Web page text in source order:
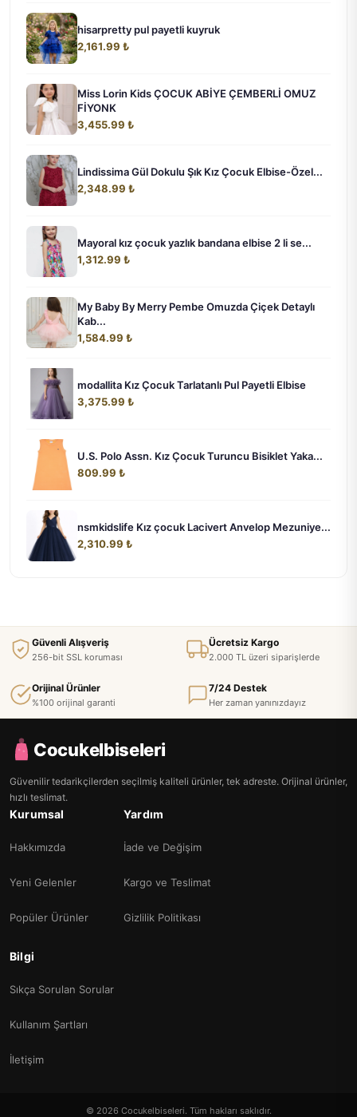
hisarpretty pul payetli kuyruk
2,161.99 ₺
Miss Lorin Kids ÇOCUK ABİYE ÇEMBERLİ OMUZ
FİYONK
3,455.99 ₺
Lindissima Gül Dokulu Şık Kız Çocuk Elbise-Özel...
2,348.99 ₺
Mayoral kız çocuk yazlık bandana elbise 2 li se...
1,312.99 ₺
My Baby By Merry Pembe Omuzda Çiçek Detaylı
Kab...
1,584.99 ₺
modallita Kız Çocuk Tarlatanlı Pul Payetli Elbise
3,375.99 ₺
U.S. Polo Assn. Kız Çocuk Turuncu Bisiklet Yaka...
809.99 ₺
nsmkidslife Kız çocuk Lacivert Anvelop Mezuniye...
2,310.99 ₺
Güvenli Alışveriş
256-bit SSL koruması
Ücretsiz Kargo
2.000 TL üzeri siparişlerde
Orijinal Ürünler
%100 orijinal garanti
7/24 Destek
Her zaman yanınızdayız
Cocukelbiseleri
Güvenilir tedarikçilerden seçilmiş kaliteli ürünler, tek adreste. Orijinal ürünler,
hızlı teslimat.
Kurumsal
Hakkımızda
Yeni Gelenler
Popüler Ürünler
Yardım
İade ve Değişim
Kargo ve Teslimat
Gizlilik Politikası
Bilgi
Sıkça Sorulan Sorular
Kullanım Şartları
İletişim
© 2026 Cocukelbiseleri. Tüm hakları saklıdır.